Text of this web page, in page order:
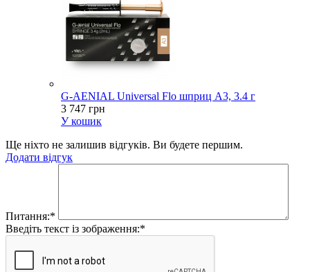
G-AENIAL Universal Flo шприц A3, 3.4 г
3 747 грн
У кошик
Ще ніхто не залишив відгуків. Ви будете першим.
Додати відгук
Питання:*
Введіть текст із зображення:*